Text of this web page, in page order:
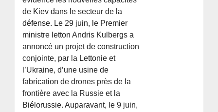
de Kiev dans le secteur de la
défense. Le 29 juin, le Premier
ministre letton Andris Kulbergs a
annoncé un projet de construction
conjointe, par la Lettonie et
l’Ukraine, d’une usine de
fabrication de drones près de la
frontière avec la Russie et la
Biélorussie. Auparavant, le 9 juin,